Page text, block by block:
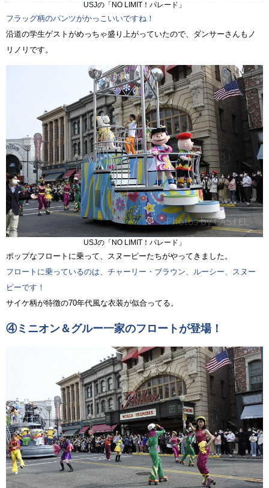
USJの「NO LIMIT！パレード」
フラッグ柄のパンツがかっこいいですね！
沿道の学生ゲストがめっちゃ盛り上がっていたので、ダンサーさんもノ
リノリです。
USJの「NO LIMIT！パレード」
ポップなフロートに乗って、スヌーピーたちがやってきました。
フロートに乗っているのは、チャーリー・ブラウン、ルーシー、スヌー
ピーです！
サイケ柄が特徴の70年代風な衣装が似合ってる。
④ミニオン＆グルー一家のフロートが登場！